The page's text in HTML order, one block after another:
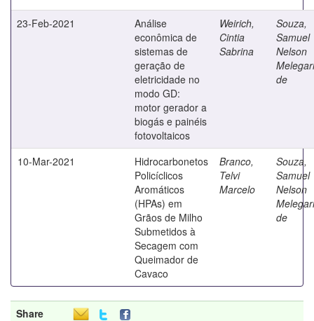
23-Feb-2021
Análise
econômica de
sistemas de
geração de
eletricidade no
modo GD:
motor gerador a
biogás e painéis
fotovoltaicos
Weirich,
Cintia
Sabrina
Souza,
Samuel
Nelson
Melegari
de
10-Mar-2021
Hidrocarbonetos
Policíclicos
Aromáticos
(HPAs) em
Grãos de Milho
Submetidos à
Secagem com
Queimador de
Cavaco
Branco,
Telvi
Marcelo
Souza,
Samuel
Nelson
Melegari
de
Share